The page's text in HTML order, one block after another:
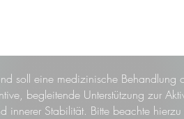
soll eine medizinische Behandlung
begleitende Unterstützung zur
innerer Stabilität. Bitte beachte